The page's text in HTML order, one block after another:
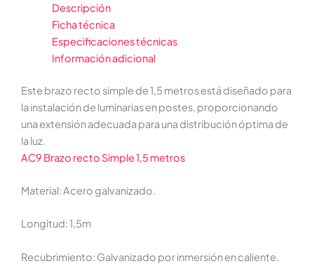
Descripción
Ficha técnica
Especificaciones técnicas
Información adicional
Este brazo recto simple de 1,5 metros está diseñado para
la instalación de luminarias en postes, proporcionando
una extensión adecuada para una distribución óptima de
la luz.
AC9 Brazo recto Simple 1,5 metros
Material: Acero galvanizado.
Longitud: 1,5m
Recubrimiento: Galvanizado por inmersión en caliente.